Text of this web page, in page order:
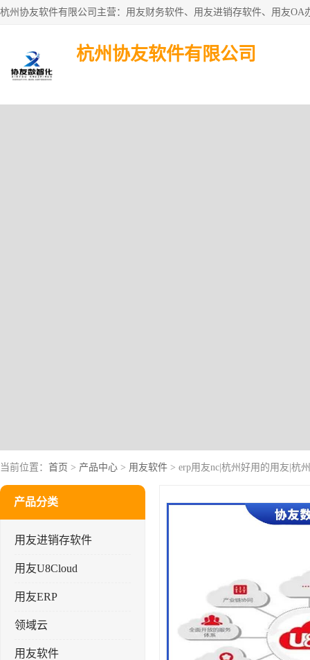
杭州协友软件有限公司
当前位置： 首页 > 产品中心 > 用友软件 > erp用友nc|杭州好用的用友|杭
产品分类
用友进销存软件
用友U8Cloud
用友ERP
领域云
用友软件